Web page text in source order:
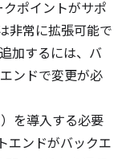
ポイントがサポ
非常に拡張可能で
加するには、バ
ンドで変更が必
を導入する必要
エンドがバックエ